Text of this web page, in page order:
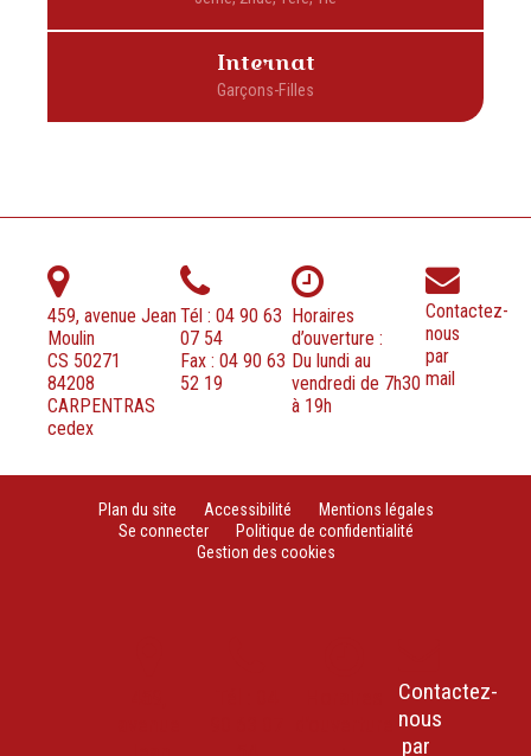
Internat
459, avenue Jean
Moulin
CS 50271
84208
CARPENTRAS
cedex
Tél : 04 90 63
07 54
Fax : 04 90 63
52 19
Horaires
d’ouverture :
Du lundi au
vendredi de 7h30
à 19h
Contactez-
nous
par
mail
Plan du site Accessibilité
Mentions légales
Se connecter
Politique de confidentialité
Gestion des cookies
Contactez-
nous
par